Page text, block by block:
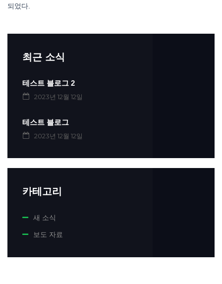
최근 소식
테스트 블로그 2
2023년 12월 12일
테스트 블로그
2023년 12월 12일
카테고리
새 소식
보도 자료
되었다.